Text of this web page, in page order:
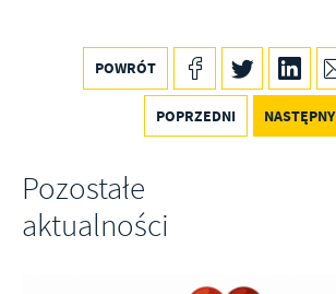
POWRÓT
POPRZEDNI NASTĘPNY
Pozostałe
aktualności